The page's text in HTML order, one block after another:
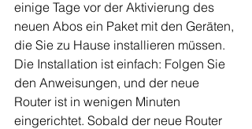
einige Tage vor der Aktivierung des
neuen Abos ein Paket mit den Geräten,
die Sie zu Hause installieren müssen.
Die Installation ist einfach: Folgen Sie
den Anweisungen, und der neue
Router ist in wenigen Minuten
eingerichtet. Sobald der neue Router